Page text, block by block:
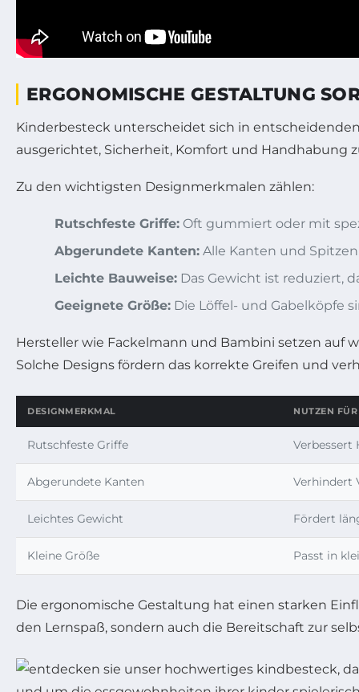
ERGONOMISCHE GESTALTUNG
Kinderbesteck unterscheidet sich in
ausgerichtet, Sicherheit, Komfort und Handhabung
Zu den wichtigsten Designmerkmalen zählen:
Rutschfeste Griffe: Oft gummiert oder mit
Abgerundete Kanten: Alle Kanten und
Leichte Bauweise: Das Gewicht ist reduziert,
Geeignete Größe: Die Löffel- und Gabelköpfe
Hersteller wie Fackelmann und Bambini setzen auf
Solche Designs fördern das korrekte Greifen und
DESIGNMERKMAL NUTZEN
Rutschfeste Griffe Verbessert
Abgerundete Kanten Verhindert
Leichtes Gewicht Fördert
Kleine Größe Passt in
Die ergonomische Gestaltung hat einen starken
den Lernspaß, sondern auch die Bereitschaft zur